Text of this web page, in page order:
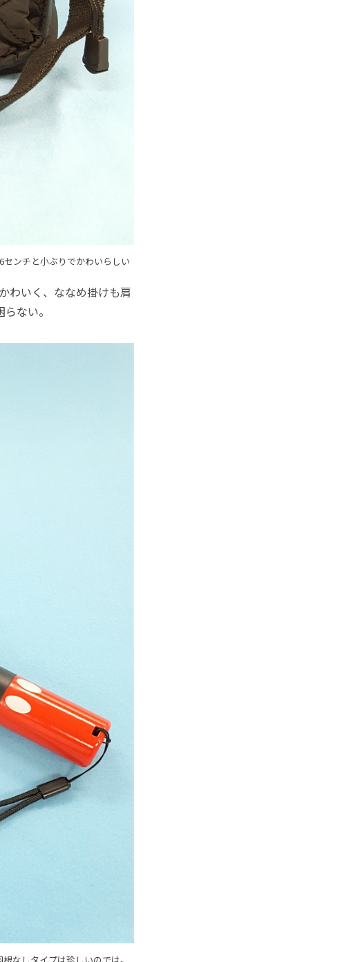
ンチと小ぶりでかわいらしい
わいく、ななめ掛けも肩
ない。